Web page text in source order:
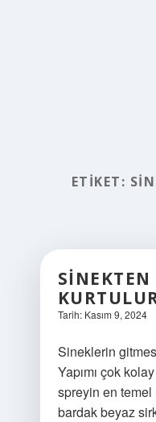
ETIKET:
Tarih: Kasım 9, 2024
Sineklerin
Yapımı çok
spreyin en
bardak beyaz